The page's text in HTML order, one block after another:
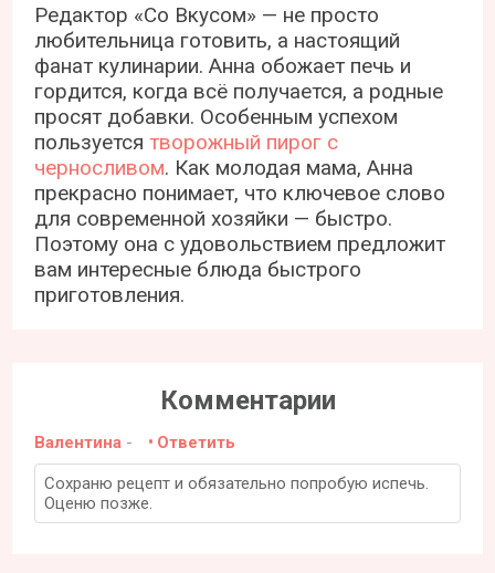
Редактор «Со Вкусом» — не просто
любительница готовить, а настоящий
фанат кулинарии. Анна обожает печь и
гордится, когда всё получается, а родные
просят добавки. Особенным успехом
пользуетсятворожный пирог с
черносливом. Как молодая мама, Анна
прекрасно понимает, что ключевое слово
для современной хозяйки — быстро.
Поэтому она с удовольствием предложит
вам интересные блюда быстрого
приготовления.
Комментарии
Валентина - Ответить
Сохраню рецепт и обязательно попробую испечь.
Оценю позже.